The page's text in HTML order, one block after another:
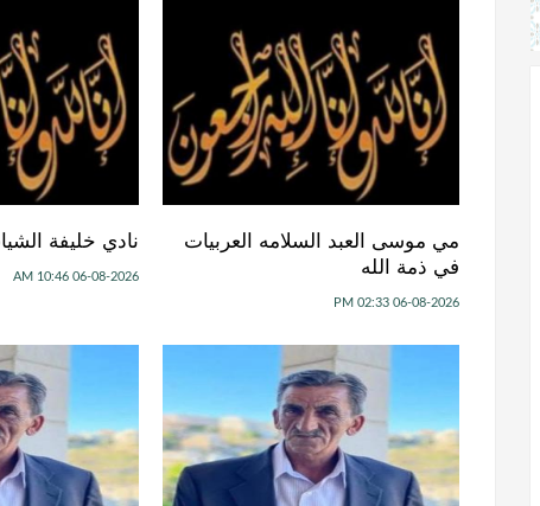
مي موسى العبد السلامه العربيات
في ذمة الله
06-08-2026 02:33 PM
نادي خليفة
06-08-2026 10:46 AM